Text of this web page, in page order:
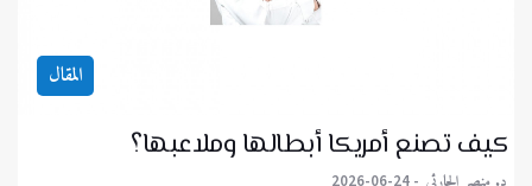
المقال
كيف تصنع أمريكا أبطالها وملاعبها؟
2026-06-24